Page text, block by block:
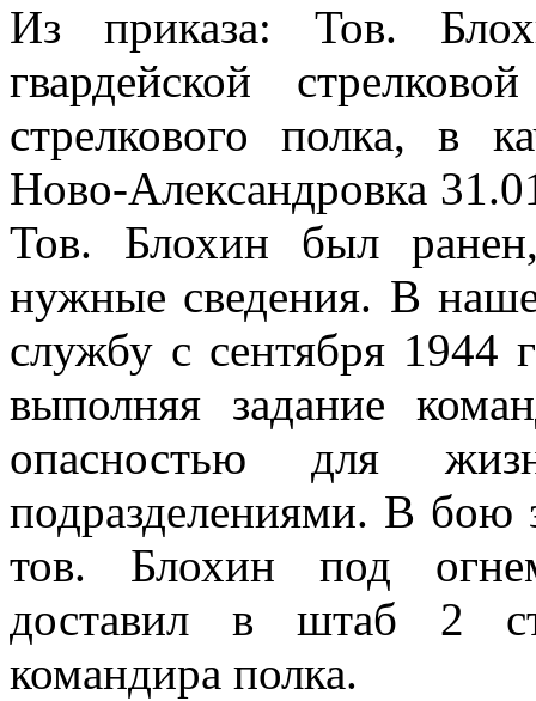
Из приказа: Тов.
гвардейской
стрелкового полка, в
Ново-Александровка
Тов. Блохин был
нужные сведения. В
службу с сентября 1944
выполняя задание
опасностью для
подразделениями. В бою
тов. Блохин под
доставил в штаб 2
командира полка.